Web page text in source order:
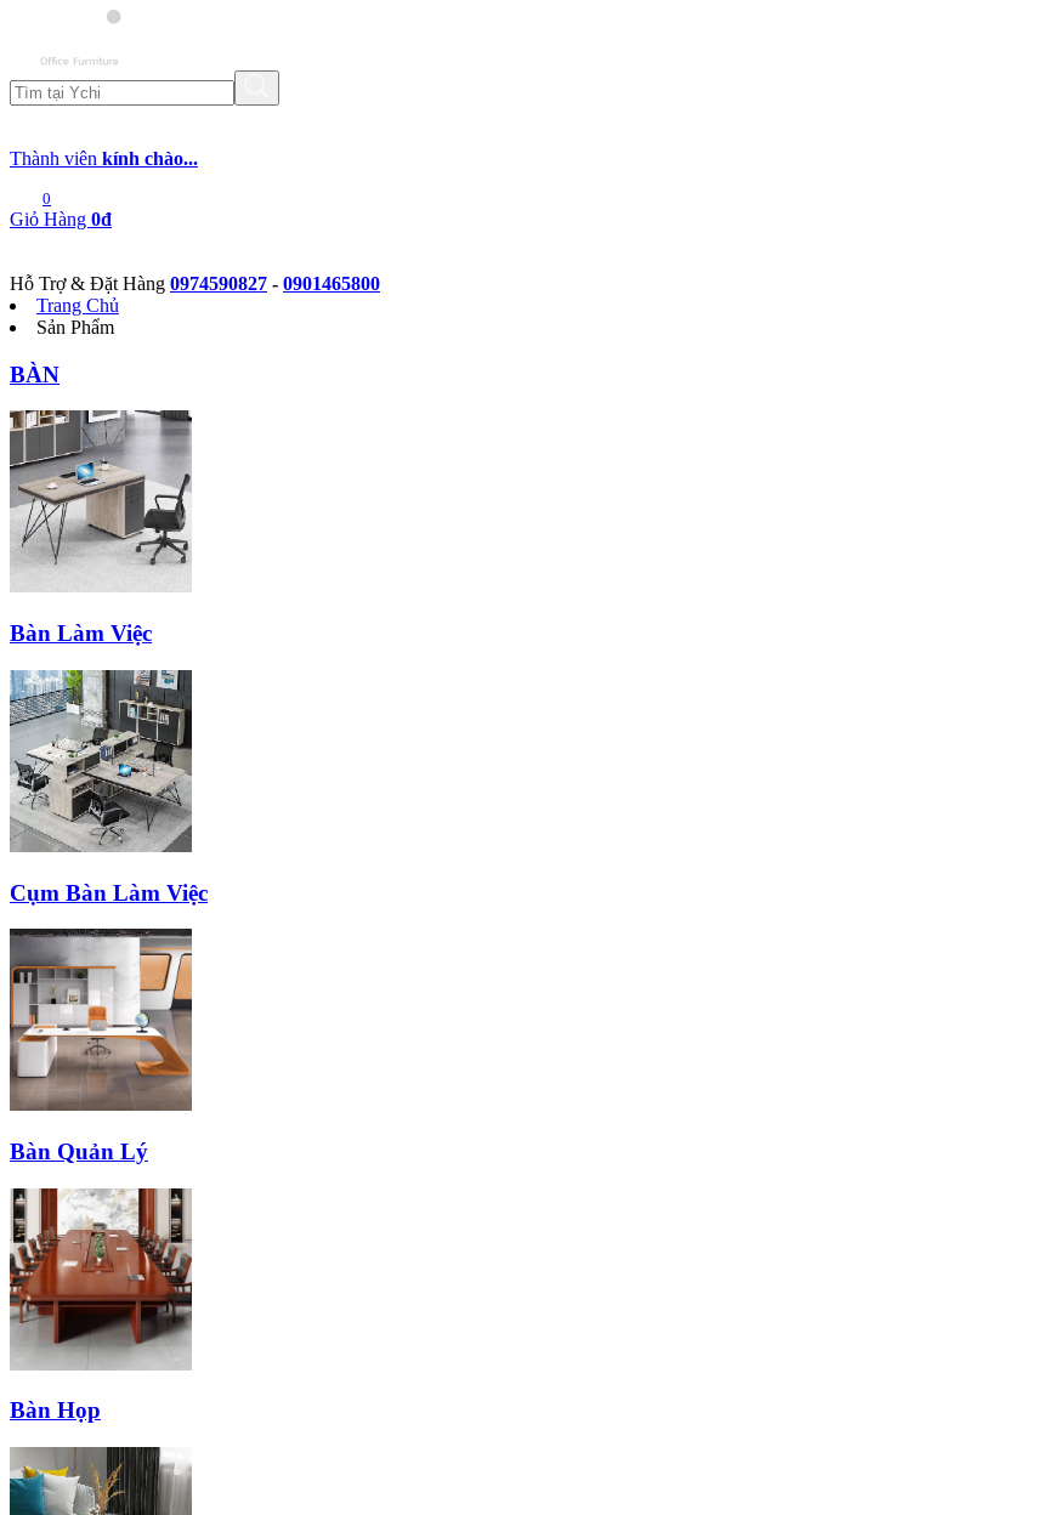
Thành viên kính chào...
0
Giỏ Hàng 0đ
Hỗ Trợ & Đặt Hàng 0974590827 - 0901465800
Trang Chủ
Sản Phẩm
BÀN
Bàn Làm Việc
Cụm Bàn Làm Việc
Bàn Quản Lý
Bàn Họp